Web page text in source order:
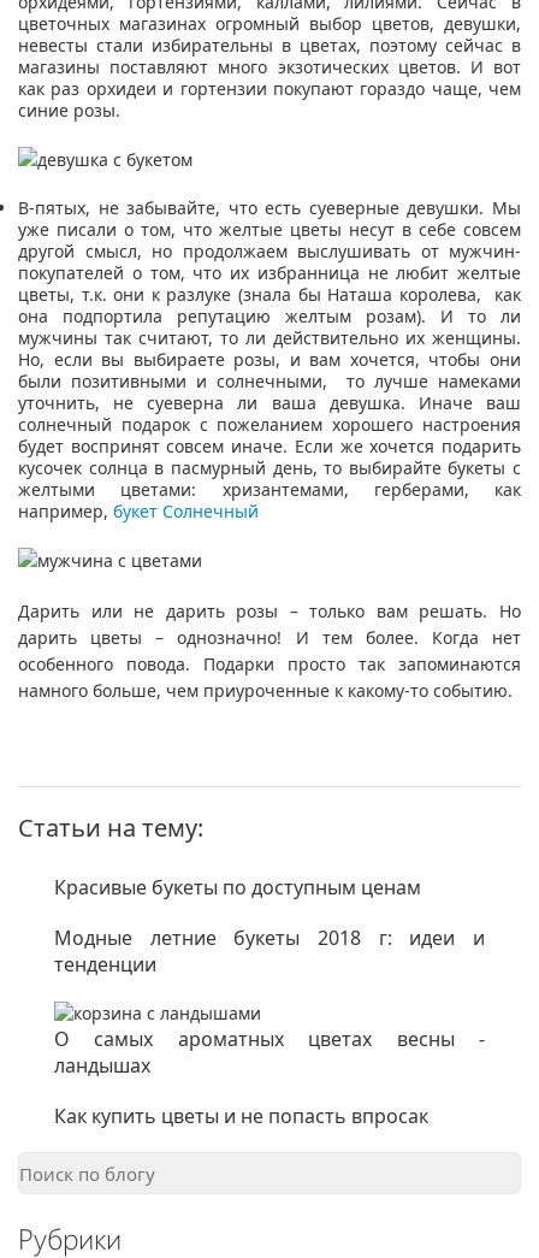
цветочных магазинах огромный выбор цветов, девушки,
невесты стали избирательны в цветах, поэтому сейчас в
магазины поставляют много экзотических цветов. И вот
как раз орхидеи и гортензии покупают гораздо чаще, чем
синие розы.
В-пятых, не забывайте, что есть суеверные девушки. Мы
уже писали о том, что желтые цветы несут в себе совсем
другой смысл, но продолжаем выслушивать от мужчин-
покупателей о том, что их избранница не любит желтые
цветы, т.к. они к разлуке (знала бы Наташа королева, как
она подпортила репутацию желтым розам). И то ли
мужчины так считают, то ли действительно их женщины.
Но, если вы выбираете розы, и вам хочется, чтобы они
были позитивными и солнечными, то лучше намеками
уточнить, не суеверна ли ваша девушка. Иначе ваш
солнечный подарок с пожеланием хорошего настроения
будет воспринят совсем иначе. Если же хочется подарить
кусочек солнца в пасмурный день, то выбирайте букеты с
желтыми цветами: хризантемами, герберами, как
например, букет Солнечный
Дарить или не дарить розы – только вам решать. Но
дарить цветы – однозначно! И тем более. Когда нет
особенного повода. Подарки просто так запоминаются
намного больше, чем приуроченные к какому-то событию.
Статьи на тему:
Красивые букеты по доступным ценам
Модные летние букеты 2018 г: идеи и
тенденции
О самых ароматных цветах весны -
ландышах
Как купить цветы и не попасть впросак
Рубрики